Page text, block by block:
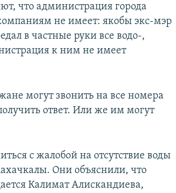
что администрация города
не имеет: якобы экс-мэр
в частные руки все водо-,
к ним не имеет
могут звонить на все номера
ответ. Или же им могут
с жалобой на отсутствие воды
Они объяснили, что
Калимат Алискандиева,